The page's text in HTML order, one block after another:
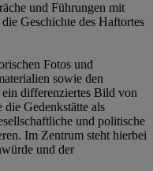
und Führungen mit
Geschichte des Haftortes
Fotos und
sowie den
differenziertes Bild von
Gedenkstätte als
und politische
Im Zentrum steht hierbei
und der